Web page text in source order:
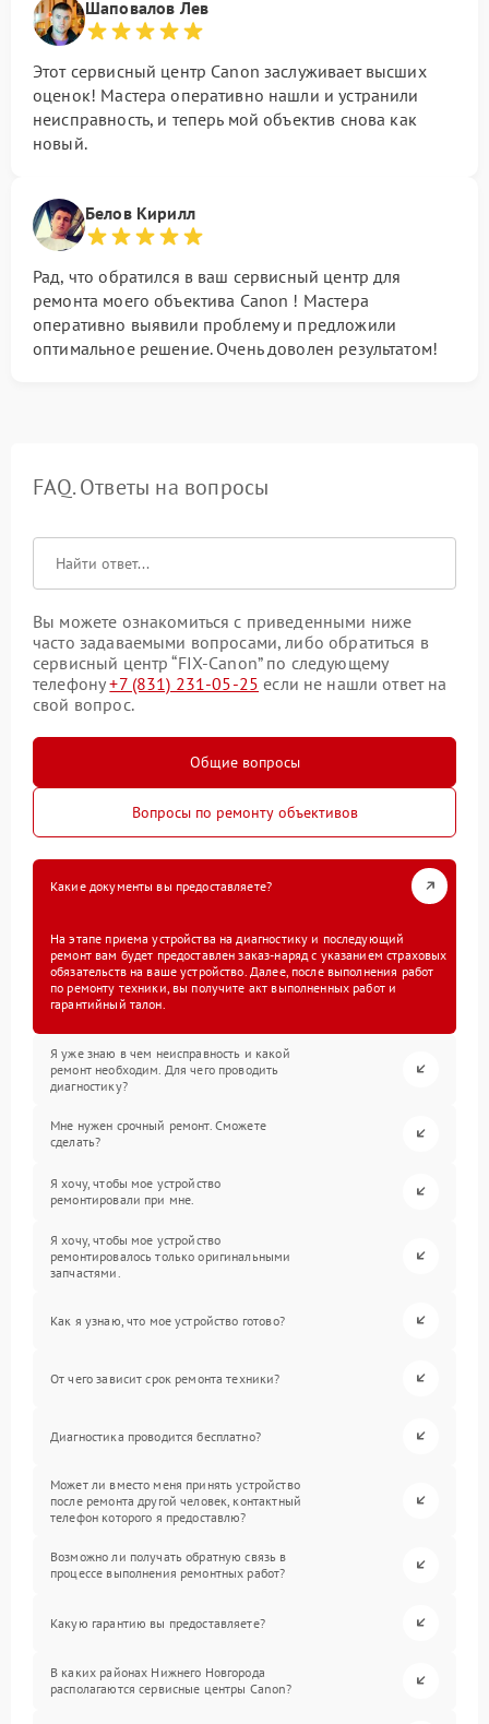
Шаповалов Лев
Этот сервисный центр Canon заслуживает высших
оценок! Мастера оперативно нашли и устранили
неисправность, и теперь мой объектив снова как
новый.
Белов Кирилл
Рад, что обратился в ваш сервисный центр для
ремонта моего объектива Canon ! Мастера
оперативно выявили проблему и предложили
оптимальное решение. Очень доволен результатом!
FAQ. Ответы на вопросы
Вы можете ознакомиться с приведенными ниже
часто задаваемыми вопросами, либо обратиться в
сервисный центр “FIX-Canon” по следующему
телефону+7 (831) 231-05-25 если не нашли ответ на
свой вопрос.
Общие вопросы
Вопросы по ремонту объективов
Какие документы вы предоставляете?
На этапе приема устройства на диагностику и последующий
ремонт вам будет предоставлен заказ-наряд с указанием страховых
обязательств на ваше устройство. Далее, после выполнения работ
по ремонту техники, вы получите акт выполненных работ и
гарантийный талон.
Я уже знаю в чем неисправность и какой
ремонт необходим. Для чего проводить
диагностику?
Мне нужен срочный ремонт. Сможете
сделать?
Я хочу, чтобы мое устройство
ремонтировали при мне.
Я хочу, чтобы мое устройство
ремонтировалось только оригинальными
запчастями.
Как я узнаю, что мое устройство готово?
От чего зависит срок ремонта техники?
Диагностика проводится бесплатно?
Может ли вместо меня принять устройство
после ремонта другой человек, контактный
телефон которого я предоставлю?
Возможно ли получать обратную связь в
процессе выполнения ремонтных работ?
Какую гарантию вы предоставляете?
В каких районах Нижнего Новгорода
располагаются сервисные центры Canon?